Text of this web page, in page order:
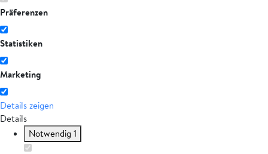
Präferenzen
Statistiken
Marketing
Details zeigen
Details
Notwendig 1